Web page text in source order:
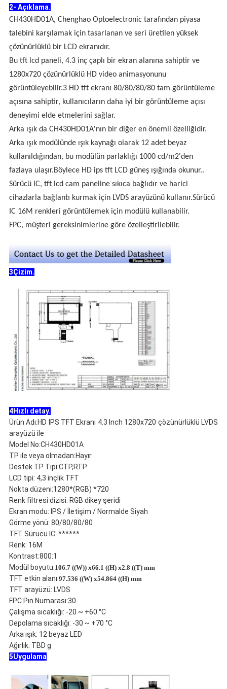
2- Açıklama.
CH430HD01A, Chenghao Optoelectronic tarafından piyasa
talebini karşılamak için tasarlanan ve seri üretilen yüksek
çözünürlüklü bir LCD ekranıdır.
Bu tft lcd paneli, 4.3 inç çaplı bir ekran alanına sahiptir ve
1280x720 çözünürlüklü HD video animasyonunu
görüntüleyebilir.3 HD tft ekranı 80/80/80/80 tam görüntüleme
açısına sahiptir, kullanıcıların daha iyi bir görüntüleme açısı
deneyimi elde etmelerini sağlar.
Arka ışık da CH430HD01A'nın bir diğer en önemli özelliğidir.
Arka ışık modülünde ışık kaynağı olarak 12 adet beyaz
kullanıldığından, bu modülün parlaklığı 1000 cd/m2'den
fazlaya ulaşır.Böylece HD ips tft LCD güneş ışığında okunur..
Sürücü IC, tft lcd cam paneline sıkıca bağlıdır ve harici
cihazlarla bağlantı kurmak için LVDS arayüzünü kullanır.Sürücü
IC 16M renkleri görüntülemek için modülü kullanabilir.
FPC, müşteri gereksinimlerine göre özelleştirilebilir.
3Çizim.
4Hızlı detay.
Ürün Adı:HD IPS TFT Ekranı 4.3 Inch 1280x720 çözünürlüklü LVDS
arayüzü ile
Model No:CH430HD01A
TP ile veya olmadan:Hayır
Destek TP Tipi:CTP,RTP
LCD tipi: 4,3 inçlik TFT
Nokta düzeni:1280*(RGB) *720
Renk filtresi dizisi: RGB dikey şeridi
Ekran modu: IPS / İletişim / Normalde Siyah
Görme yönü: 80/80/80/80
TFT Sürücü IC: ******
Renk: 16M
Kontrast:800:1
Modül boyutu:106.7 ((W)) x66.1 ((H) x2.8 ((T) mm
TFT etkin alanı:97.536 ((W) x54.864 ((H) mm
TFT arayüzü: LVDS
FPC Pin Numarası:30
Çalışma sıcaklığı: -20 ~ +60 °C
Depolama sıcaklığı: -30 ~ +70 °C
Arka ışık: 12 beyaz LED
Ağırlık: TBD g
5Uygulama